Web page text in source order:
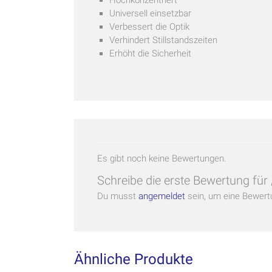
Universell einsetzbar
Verbessert die Optik
Verhindert Stillstandszeiten
Erhöht die Sicherheit
Es gibt noch keine Bewertungen.
Schreibe die erste Bewertung für
Du musst angemeldet sein, um eine
Ähnliche Produkte